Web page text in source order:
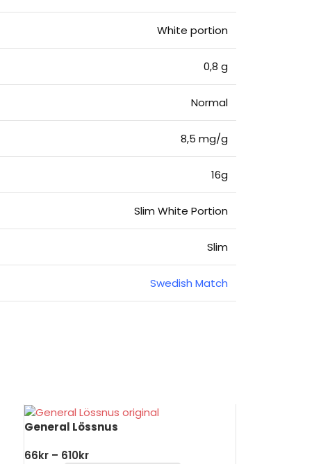
White portion
0,8 g
Normal
8,5 mg/g
16g
Slim White Portion
Slim
Swedish Match
General Lössnus
66kr – 610kr